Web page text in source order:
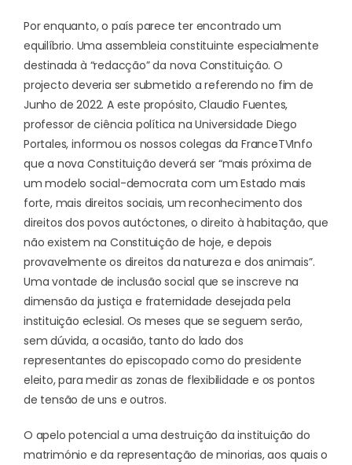
Por enquanto, o país parece ter encontrado um
equilíbrio. Uma assembleia constituinte especialmente
destinada à “redacção” da nova Constituição. O
projecto deveria ser submetido a referendo no fim de
Junho de 2022. A este propósito, Claudio Fuentes,
professor de ciência política na Universidade Diego
Portales, informou os nossos colegas da FranceTVInfo
que a nova Constituição deverá ser “mais próxima de
um modelo social-democrata com um Estado mais
forte, mais direitos sociais, um reconhecimento dos
direitos dos povos autóctones, o direito à habitação, que
não existem na Constituição de hoje, e depois
provavelmente os direitos da natureza e dos animais”.
Uma vontade de inclusão social que se inscreve na
dimensão da justiça e fraternidade desejada pela
instituição eclesial. Os meses que se seguem serão,
sem dúvida, a ocasião, tanto do lado dos
representantes do episcopado como do presidente
eleito, para medir as zonas de flexibilidade e os pontos
de tensão de uns e outros.
O apelo potencial a uma destruição da instituição do
matrimónio e da representação de minorias, aos quais o